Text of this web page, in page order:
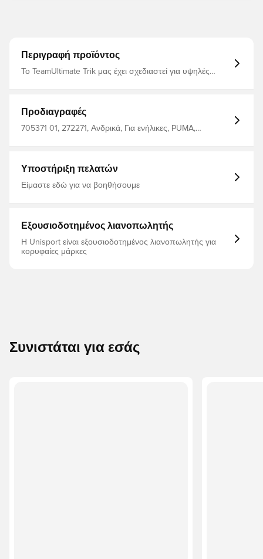
Περιγραφή προϊόντος
Το TeamUltimate Trik μας έχει σχεδιαστεί για υψηλές
όταν βλέπετε τον στόχο σας. Η τεχνολογία που οδηγεί
σε υγρασία επιτρέπει να μην δημιουργούνται οι ίδιοι οι
ενεργοί παίκτες κατά την προπόνηση στο Σάββατο.
Προδιαγραφές
705371 01, 272271, Ανδρικά, Για ενήλικες, PUMA,
Υποστήριξη πελατών
Είμαστε εδώ για να βοηθήσουμε
Εξουσιοδοτημένος λιανοπωλητής
Η Unisport είναι εξουσιοδοτημένος λιανοπωλητής για
κορυφαίες μάρκες
Συνιστάται για εσάς